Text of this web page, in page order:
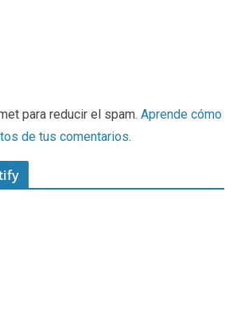
para reducir el spam. Aprende cómo
de tus comentarios.